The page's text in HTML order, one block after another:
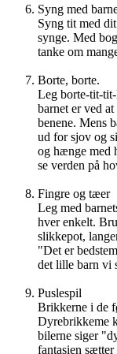
Syng med
Syng tit med
synge. Med
tanke om
Borte, borte.
Leg borte-tit-
barnet er ved
benene. Mens
ud for sjov og
og hænge med
se verden på
Fingre og tæer
Leg med
hver enkelt.
slikkepot,
"Det er
det lille barn vi
Puslespil
Brikkerne i de
Dyrebrikkeme
bilerne siger
fantasien